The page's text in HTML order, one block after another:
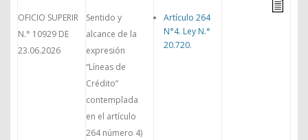
OFICIO SUPERIR
N.° 10929 DE
23.06.2026
Sentido y
alcance de la
expresión
“Líneas de
Crédito”
contemplada
en el artículo
264 número 4)
Artículo 264
N°4. Ley N.°
20.720.